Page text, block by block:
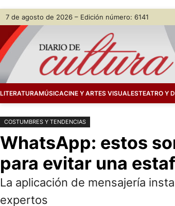
Saltar
contenido
Skip
content
7 de agosto de 2026 – Edición número: 6141
LITERATURAMÚSICACINE Y ARTES VISUALESTEATRO Y
COSTUMBRES Y TENDENCIAS
WhatsApp: estos
para evitar una
La aplicación de mensajería
expertos